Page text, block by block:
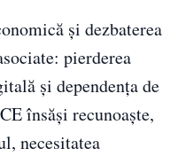
și dezbaterea
pierderea
și dependența de
însăși recunoaște,
necesitatea